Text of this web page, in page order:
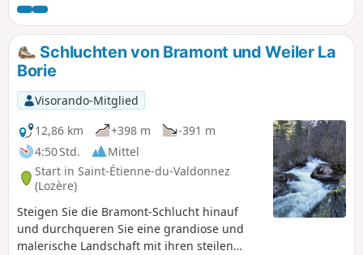
Villard Jeune, das zweite Dorf. Im Mittelalter
gehörte Le Villard zum Mandement des
Château de Chanac, einem bischöflichen
Besitz, von dem heute nur noch der
berühmte Bergfried übrig ist.Die Route
weicht vom markierten Rundweg ab, indem
sie unterhalb der Causse du Villard bleibt,
bevor sie zum „befestigten” Dorf führt. Auf
dem Rückweg nach Chanac entlang des Lot
kann man das Schloss Ressouches
(Privatbesitz) sehen und hat die Möglichkeit,
am Ende der Wanderung das Dorf zu
besuchen.
Schluchten von Bramont und Weiler La
Borie
Visorando-Mitglied
12,86 km
+398 m
-391 m
4:50 Std.
Mittel
Start in Saint-Étienne-du-Valdonnez
(Lozère)
Steigen Sie die Bramont-Schlucht hinauf
und durchqueren Sie eine grandiose und
malerische Landschaft mit ihren steilen